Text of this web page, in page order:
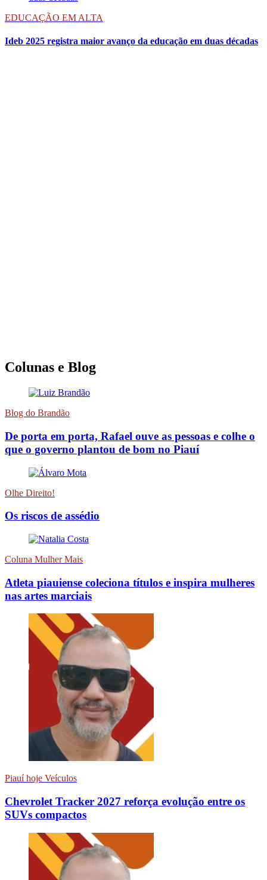
EDUCAÇÃO EM ALTA
Ideb 2025 registra maior avanço da educação em duas décadas
Colunas e Blog
Blog do Brandão
De porta em porta, Rafael ouve as pessoas e colhe o
que o governo plantou de bom no Piauí
Olhe Direito!
Os riscos de assédio
Coluna Mulher Mais
Atleta piauiense coleciona títulos e inspira mulheres
nas artes marciais
Piauí hoje Veículos
Chevrolet Tracker 2027 reforça evolução entre os
SUVs compactos